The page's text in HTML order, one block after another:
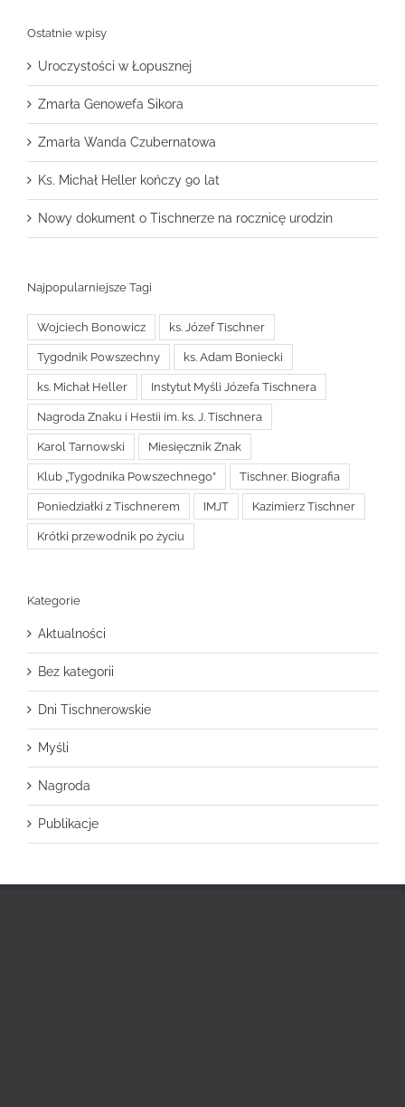
Ostatnie wpisy
Uroczystości w Łopusznej
Zmarła Genowefa Sikora
Zmarła Wanda Czubernatowa
Ks. Michał Heller kończy 90 lat
Nowy dokument o Tischnerze na rocznicę urodzin
Najpopularniejsze Tagi
Wojciech Bonowicz ks. Józef Tischner
Tygodnik Powszechny ks. Adam Boniecki
ks. Michał Heller Instytut Myśli Józefa Tischnera
Nagroda Znaku i Hestii im. ks. J. Tischnera
Karol Tarnowski Miesięcznik Znak
Klub „Tygodnika Powszechnego” Tischner. Biografia
Poniedziałki z Tischnerem IMJT Kazimierz Tischner
Krótki przewodnik po życiu
Kategorie
Aktualności
Bez kategorii
Dni Tischnerowskie
Myśli
Nagroda
Publikacje